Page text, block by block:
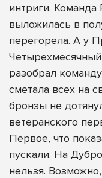
интриги. Команда
выложилась в
перегорела. А у
разобрал
сметала всех на
бронзы не
ветеранского
Первое, что
пускали. На
нельзя.